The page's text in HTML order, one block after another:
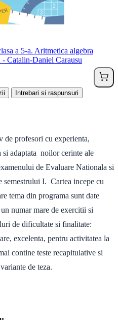
a 5-a. Aritmetica algebra
- Catalin-Daniel Carausu
Intrebari si raspunsuri
de profesori cu experienta,
adaptata noilor cerinte ale
de Evaluare Nationala si
semestrului I. Cartea incepe cu
tema din programa sunt date
numar mare de exercitii si
de dificultate si finalitate:
excelenta, pentru activitatea la
contine teste recapitulative si
de teza.